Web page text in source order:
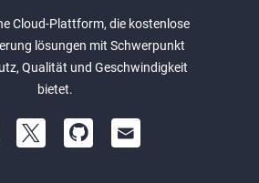
Cloud-Plattform, die kostenlose
lösungen mit Schwerpunkt
Qualität und Geschwindigkeit
bietet.